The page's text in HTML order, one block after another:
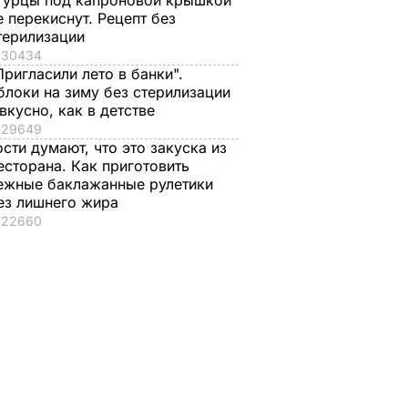
в
"Что смотрите?
перекиснут. Рецепт без
30434
лето в банки".
на зиму без стерилизации
как в детстве
29649
думают, что это закуска из
Как приготовить
баклажанные рулетики
лишнего жира
22660